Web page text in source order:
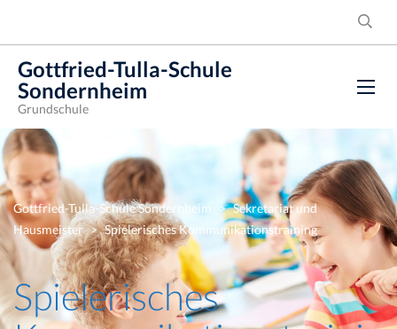
Gottfried-Tulla-Schule
Sondernheim
Grundschule
Gottfried-Tulla-Schule Sondernheim > Sekretariat und
Hausmeister > Spielerisches Kommunikationstraining
Spielerisches